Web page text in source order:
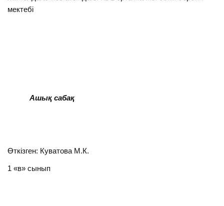
мектебі
Ашық сабақ
Өткізген: Куватова М.К.
1 «в» сынып